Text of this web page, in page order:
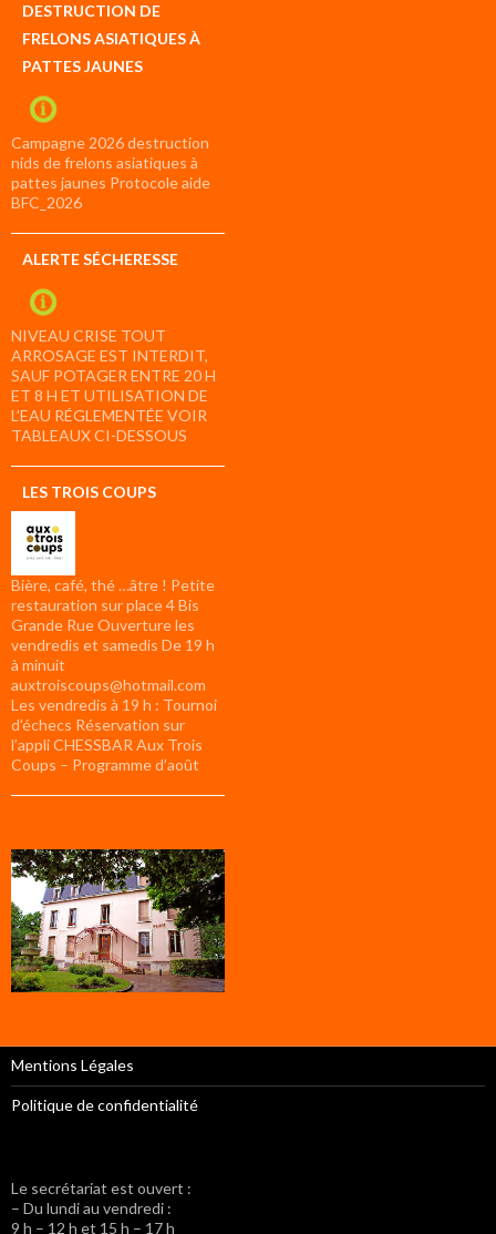
DESTRUCTION DE
FRELONS ASIATIQUES À
PATTES JAUNES
Campagne 2026 destruction
nids de frelons asiatiques à
pattes jaunes Protocole aide
BFC_2026
ALERTE SÉCHERESSE
NIVEAU CRISE TOUT
ARROSAGE EST INTERDIT,
SAUF POTAGER ENTRE 20 H
ET 8 H ET UTILISATION DE
L’EAU RÉGLEMENTÉE VOIR
TABLEAUX CI-DESSOUS
LES TROIS COUPS
Bière, café, thé …âtre ! Petite
restauration sur place 4 Bis
Grande Rue Ouverture les
vendredis et samedis De 19 h
à minuit
auxtroiscoups@hotmail.com
Les vendredis à 19 h : Tournoi
d’échecs Réservation sur
l’appli CHESSBAR Aux Trois
Coups – Programme d’août
Mentions Légales
Politique de confidentialité
Le secrétariat est ouvert :
– Du lundi au vendredi :
9 h – 12 h et 15 h – 17 h